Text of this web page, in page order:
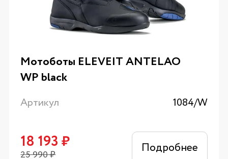
Мотоботы ELEVEIT ANTELAO
WP black
Артикул 1084/W
18 193 ₽
25 990₽ Подробнее